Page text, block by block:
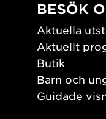
BESÖK
Aktuella
Aktuellt
Butik
Barn och
Guidade